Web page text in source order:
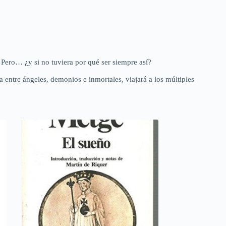
¿y si no tuviera por qué ser siempre así?
ángeles, demonios e inmortales, viajará a los múltiples